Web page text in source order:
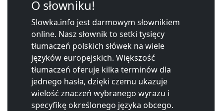
O słowniku!
Slowka.info jest darmowym słownikiem
online. Nasz słownik to setki tysięcy
tłumaczeń polskich słówek na wiele
języków europejskich. Większość
tłumaczeń oferuje kilka terminów dla
jednego hasła, dzięki czemu ukazuje
wielość znaczeń wybranego wyrazu i
specyfikę określonego języka obcego.